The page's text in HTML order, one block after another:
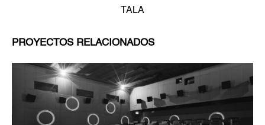
TALA
PROYECTOS RELACIONADOS